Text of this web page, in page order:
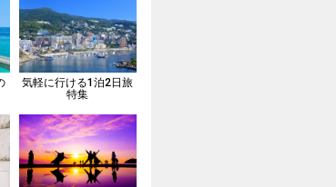
気軽に行ける1泊2日旅
特集